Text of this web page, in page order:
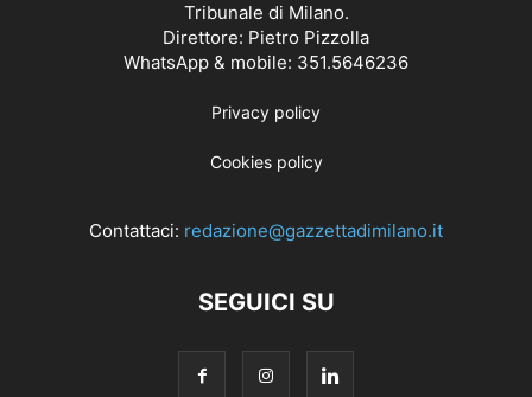
Tribunale di Milano.
Direttore: Pietro Pizzolla
WhatsApp & mobile: 351.5646236
Privacy policy
Cookies policy
Contattaci: redazione@gazzettadimilano.it
SEGUICI SU